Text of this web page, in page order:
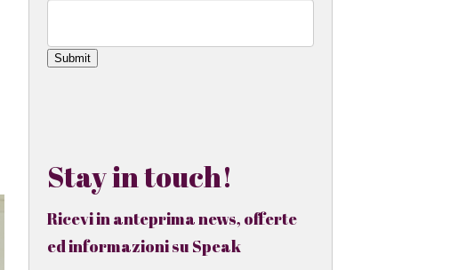
Submit
Stay in touch!
Ricevi in anteprima news, offerte
ed informazioni su Speak